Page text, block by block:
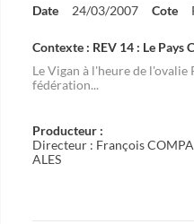
Date 24/03/2007 Cote
Contexte : REV 14 : Le Pays
Le Vigan à l'heure de l'ovalie
fédération...
Producteur :
Directeur : François
ALES